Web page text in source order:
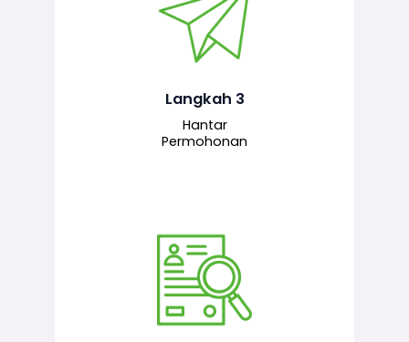
Langkah 3
Hantar
Permohonan
Permohonan yang lengkap dihantar
untuk proses semakan dan
bertanggungjawab.
Pegawai penyemak menyemak
maklumat yang dikemukakan. Jika
semua maklumat adalah lengkap dan